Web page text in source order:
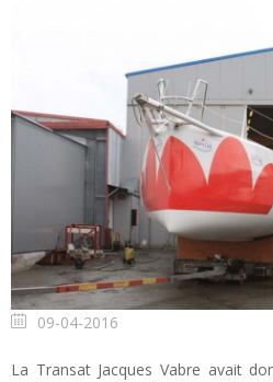
09-04-2016
La Transat Jacques Vabre avait